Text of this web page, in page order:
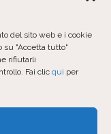
del sito web e i cookie
su "Accetta tutto"
rifiutarli
Fai clic qui per